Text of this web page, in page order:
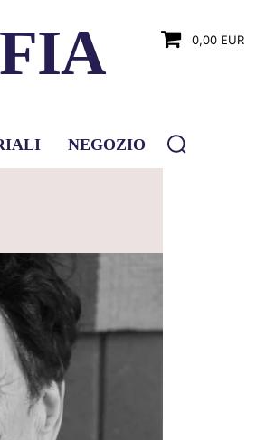
0,00 EUR
NEGOZIO